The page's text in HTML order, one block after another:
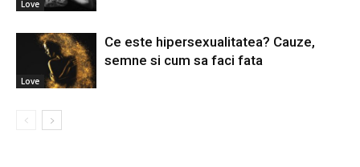
Love
Love
Ce este hipersexualitatea? Cauze,
semne si cum sa faci fata